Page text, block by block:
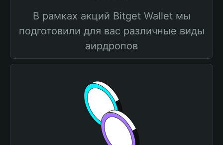
В рамках акций Bitget Wallet мы
подготовили для вас различные виды
аирдропов